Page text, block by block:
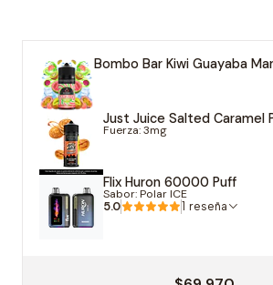
Bombo Bar Kiwi Guayaba
Just Juice Salted Caramel
Fuerza: 3mg
Flix Huron 60000 Puff
Sabor: Polar ICE
5.0 1 reseña